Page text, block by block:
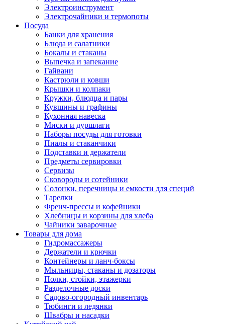
Электроинструмент
Электрочайники и термопоты
Посуда
Банки для хранения
Блюда и салатники
Бокалы и стаканы
Выпечка и запекание
Гайвани
Кастрюли и ковши
Крышки и колпаки
Кружки, блюдца и пары
Кувшины и графины
Кухонная навеска
Миски и дуршлаги
Наборы посуды для готовки
Пиалы и стаканчики
Подставки и держатели
Предметы сервировки
Сервизы
Сковороды и сотейники
Солонки, перечницы и емкости для специй
Тарелки
Френч-прессы и кофейники
Хлебницы и корзины для хлеба
Чайники заварочные
Товары для дома
Гидромассажеры
Держатели и крючки
Контейнеры и ланч-боксы
Мыльницы, стаканы и дозаторы
Полки, стойки, этажерки
Разделочные доски
Садово-огородный инвентарь
Тюбинги и ледянки
Швабры и насадки